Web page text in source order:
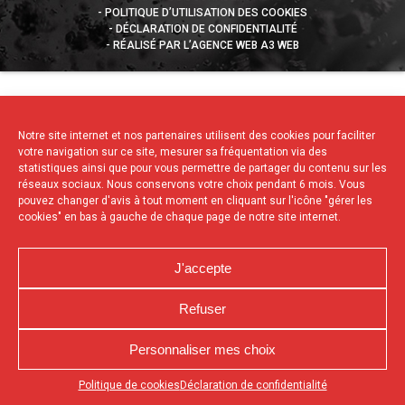
Notre site internet et nos partenaires utilisent des cookies pour faciliter
votre navigation sur ce site, mesurer sa fréquentation via des
statistiques ainsi que pour vous permettre de partager du contenu sur les
réseaux sociaux. Nous conservons votre choix pendant 6 mois. Vous
pouvez changer d'avis à tout moment en cliquant sur l'icône "gérer les
cookies" en bas à gauche de chaque page de notre site internet.
J'accepte
Refuser
Personnaliser mes choix
Politique de cookies Déclaration de confidentialité
Appuyez sur le bouton partager en bas de votre
POLITIQUE D’UTILISATION DES COOKIES
DÉCLARATION DE CONFIDENTIALITÉ
RÉALISÉ PAR L’AGENCE WEB A3 WEB